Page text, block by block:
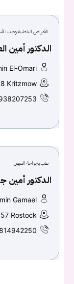
الأمراض الباطنية وطب
الدكتور أمين
El-Omari
Kritzmow
طب وجراحة العيون
الدكتور أمين
Gamael
Rostock